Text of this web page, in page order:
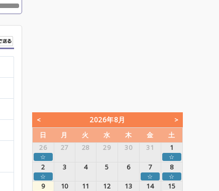
2026年8月
日 月 火 水 木 金
土
26
27 28 29 30 31 1
☆ ☆
2 3 4 5 6 7 8
☆ ☆ ☆
9 10 11 12 13 14 15